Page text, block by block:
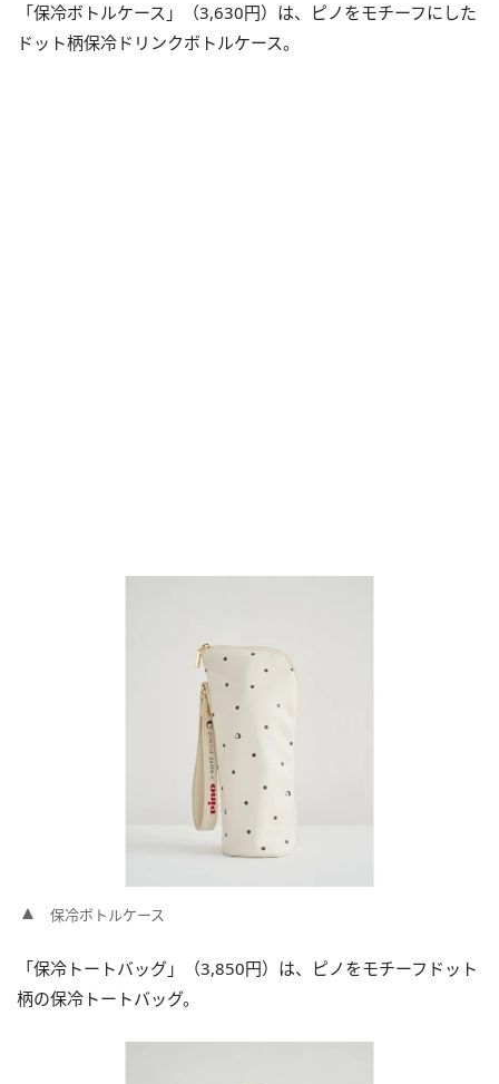
「保冷ボトルケース」（3,630円）は、ピノをモチーフにした
ドット柄保冷ドリンクボトルケース。
保冷ボトルケース
「保冷トートバッグ」（3,850円）は、ピノをモチーフドット
柄の保冷トートバッグ。